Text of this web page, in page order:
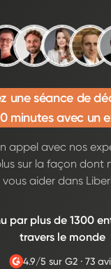
une séance de
minutes avec un
appel avec nos
sur la façon dont
vous aider dans
par plus de 1300
travers le monde
4.9/5 sur G2 ·73